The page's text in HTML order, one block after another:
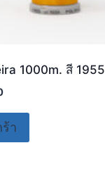
1000m. สี 1955
า